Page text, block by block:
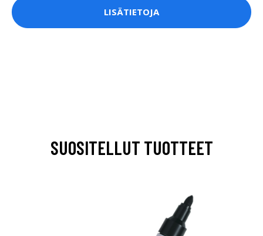
LISÄTIETOJA
SUOSITELLUT TUOTTEET